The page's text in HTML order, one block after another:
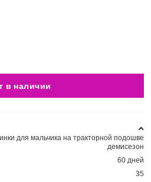
в наличии
для мальчика на тракторной подошве
демисезон
60 дней
35